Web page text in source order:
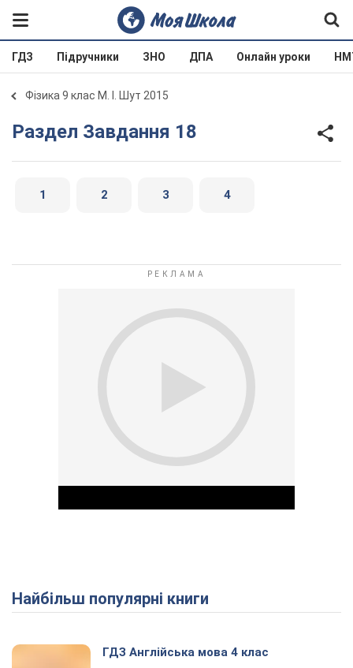
ГДЗ Підручники ЗНО ДПА Онлайн уроки
Фізика 9 клас М. І. Шут 2015
Раздел Завдання 18
1 2 3 4
Play Video
Найбільш популярні книги
ГДЗ Англійська мова 4 клас